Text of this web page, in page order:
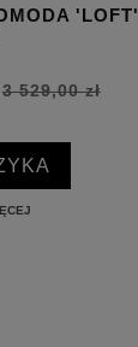
'LOFT'
3 529,00 zł